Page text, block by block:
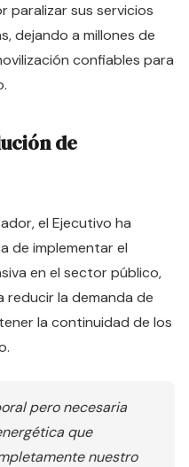
sus servicios
dejando a millones de
confiables para
de
el Ejecutivo ha
de implementar el
en el sector público,
reducir la demanda de
la continuidad de los
pero necesaria
que
nuestro